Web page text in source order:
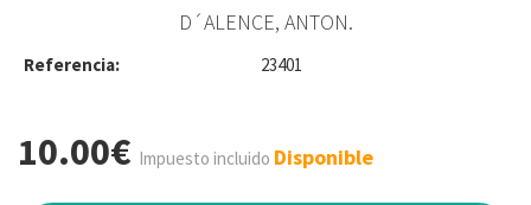
D´ALENCE, ANTON.
Referencia: 23401
10.00€ Impuesto incluido Disponible